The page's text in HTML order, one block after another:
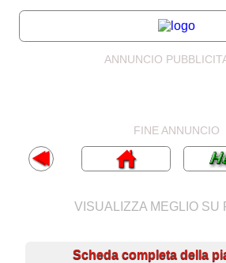
ANNUNCIO
FINE ANNUNCIO
VISUALIZZA MEGLIO SU
Scheda completa della